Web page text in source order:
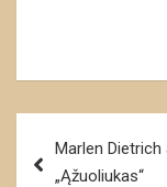
tarpMarlen
„Ąžuoliukas“